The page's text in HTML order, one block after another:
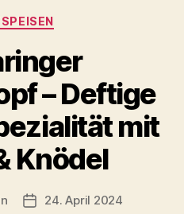
Kategorien
– Deftige
mit
Knödel
Veröffentlichungsdatum
24. April 2024